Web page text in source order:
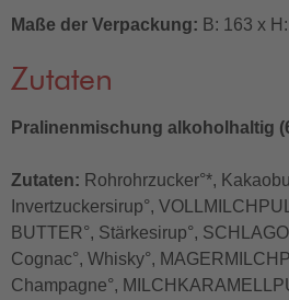
Maße der Verpackung: B: 163 x
Zutaten
Pralinenmischung alkoholhaltig
Zutaten: Rohrohrzucker°*,
Invertzuckersirup°,
BUTTER°, Stärkesirup°,
Cognac°, Whisky°,
Champagne°,